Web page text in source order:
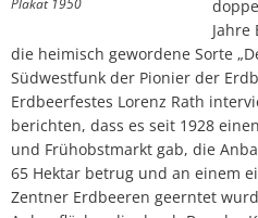
Jahre
die heimisch gewordene Sorte
Südwestfunk der Pionier der
Erdbeerfestes Lorenz Rath
berichten, dass es seit 1928
und Frühobstmarkt gab, die
65 Hektar betrug und an einem
Zentner Erdbeeren geerntet